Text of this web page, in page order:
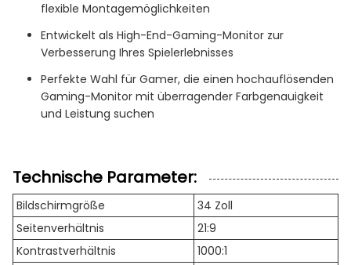
flexible Montagemöglichkeiten
Entwickelt als High-End-Gaming-Monitor zur
Verbesserung Ihres Spielerlebnisses
Perfekte Wahl für Gamer, die einen hochauflösenden
Gaming-Monitor mit überragender Farbgenauigkeit
und Leistung suchen
Technische Parameter:
Bildschirmgröße
34 Zoll
Seitenverhältnis
21:9
Kontrastverhältnis
1000:1